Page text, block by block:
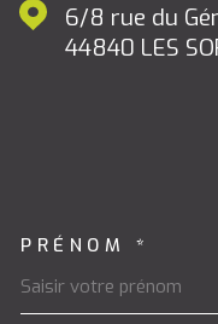
6/8 rue du
44840
LES
PRÉNOM *